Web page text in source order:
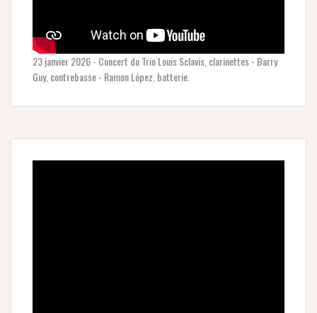
23 janvier 2026 - Concert du Trio Louis Sclavis, clarinettes - Barry
Guy, contrebasse - Ramon López, batterie.